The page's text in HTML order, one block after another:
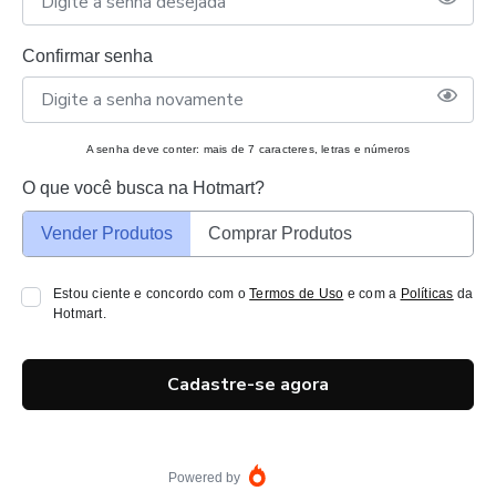
Confirmar senha
A senha deve conter: mais de 7 caracteres, letras e números
O que você busca na Hotmart?
Vender Produtos Comprar Produtos
Estou ciente e concordo com oTermos de Uso e com a Políticas da
Hotmart.
Cadastre-se agora
Powered by